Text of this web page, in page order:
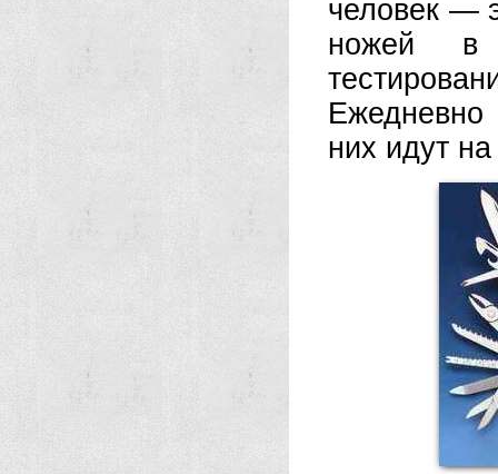
человек —
ножей в
них идут на